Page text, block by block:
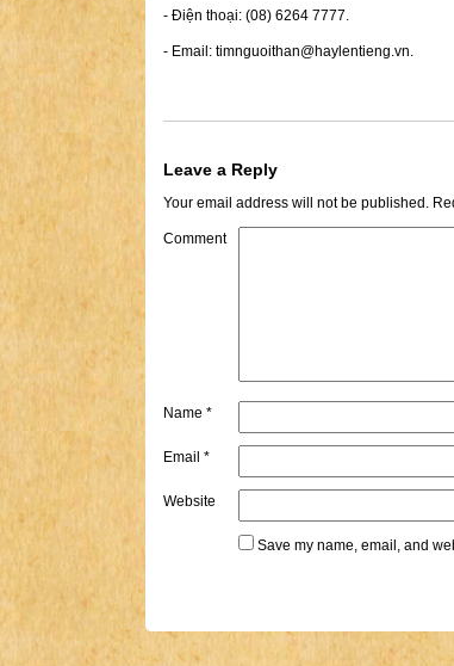
- Điện thoại: (08) 6264 7777.
- Email: timnguoithan@haylentieng.vn.
Leave a Reply
Your email address will not be published.
Comment
Name *
Email *
Website
Save my name, email, and